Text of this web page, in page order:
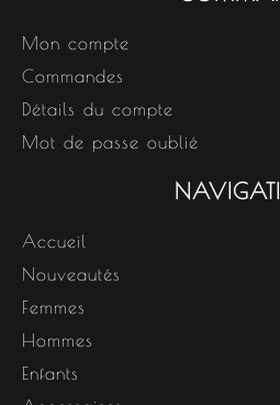
Mon compte
Commandes
Détails du compte
Mot de passe oublié
Accueil
Nouveautés
Femmes
Hommes
Enfants